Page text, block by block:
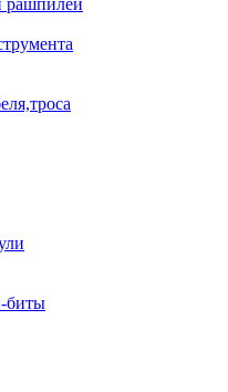
рашпилей
биты